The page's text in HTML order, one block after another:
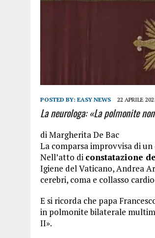
POSTED BY: EASY NEWS 22 APRILE
La neurologa: «La polmonite
diMargherita De Bac
La comparsa improvvisa di
Nell’atto di constatazione
Igiene del Vaticano, Andrea
cerebri, coma e collasso
E si ricorda che papa
in polmonite bilaterale
II».